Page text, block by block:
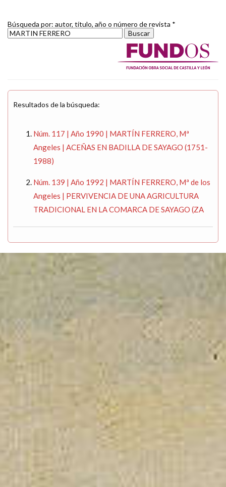
Búsqueda por: autor, título, año o número de revista *
Resultados de la búsqueda:
Núm. 117 | Año 1990 | MARTÍN FERRERO, Mª
Angeles | ACEÑAS EN BADILLA DE SAYAGO (1751-
1988)
Núm. 139 | Año 1992 | MARTÍN FERRERO, Mª de los
Angeles | PERVIVENCIA DE UNA AGRICULTURA
TRADICIONAL EN LA COMARCA DE SAYAGO (ZA